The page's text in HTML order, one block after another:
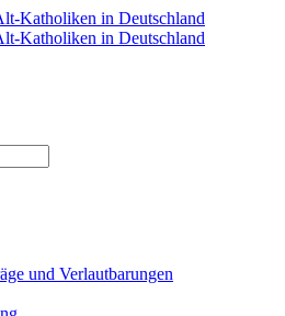
und Verlautbarungen